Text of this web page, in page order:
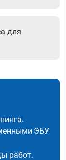
для
ЭБУ
работ.